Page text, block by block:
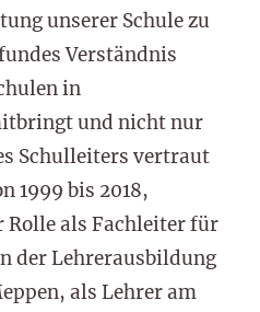
unserer Schule zu
Verständnis
in
und nicht nur
Schulleiters vertraut
1999 bis 2018,
Rolle als Fachleiter für
der Lehrerausbildung
als Lehrer am